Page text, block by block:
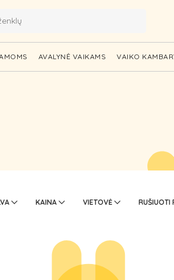
AVALYNĖ VAIKAMS VAIKO
KAINA VIETOVĖ RUŠIUOTI